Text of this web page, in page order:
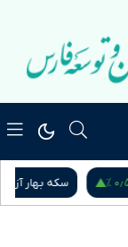
۰٫۱۲ %